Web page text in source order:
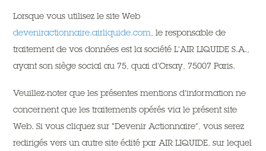
Lorsque vous utilisez le site Web
deveniractionnaire.airliquide.com, le responsable de
traitement de vos données est la société L’AIR LIQUIDE S.A.,
ayant son siège social au 75, quai d’Orsay, 75007 Paris.
Veuillez-noter que les présentes mentions d’information ne
concernent que les traitements opérés via le présent site
Web. Si vous cliquez sur “Devenir Actionnaire”, vous serez
redirigés vers un autre site édité par AIR LIQUIDE, sur lequel